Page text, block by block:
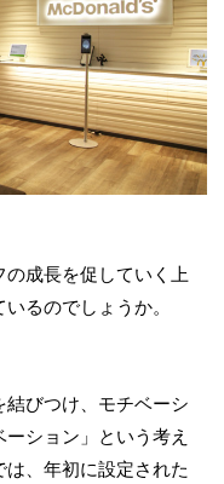
の成長を促していく上
るのでしょうか。
びつけ、モチベーシ
ション」という考え
、年初に設定された